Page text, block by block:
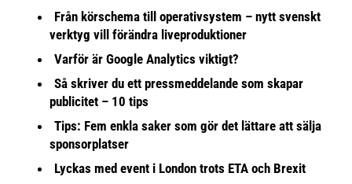
Från körschema till operativsystem – nytt svenskt
verktyg vill förändra liveproduktioner
Varför är Google Analytics viktigt?
Så skriver du ett pressmeddelande som skapar
publicitet – 10 tips
Tips: Fem enkla saker som gör det lättare att sälja
sponsorplatser
Lyckas med event i London trots ETA och Brexit